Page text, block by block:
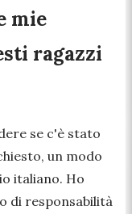
mie
ragazzi
se c'è stato
un modo
italiano. Ho
di responsabilità